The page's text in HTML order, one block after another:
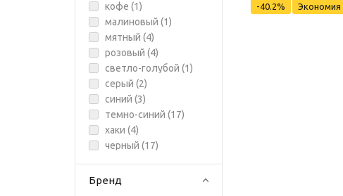
кофе (1)
малиновый (1)
мятный (4)
розовый (4)
светло-голубой (1)
серый (2)
синий (3)
темно-синий (17)
хаки (4)
черный (17)
Бренд
-40.2%
Экономия